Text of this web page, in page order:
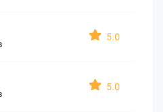
5.0
5.0